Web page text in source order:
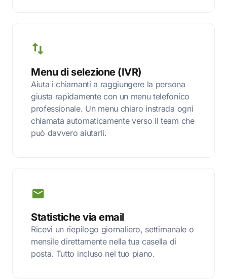
Menu di selezione (IVR)
Aiuta i chiamanti a raggiungere la persona
giusta rapidamente con un menu telefonico
professionale. Un menu chiaro instrada ogni
chiamata automaticamente verso il team che
può davvero aiutarli.
Statistiche via email
Ricevi un riepilogo giornaliero, settimanale o
mensile direttamente nella tua casella di
posta. Tutto incluso nel tuo piano.